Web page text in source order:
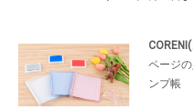
ページ
ンプ帳